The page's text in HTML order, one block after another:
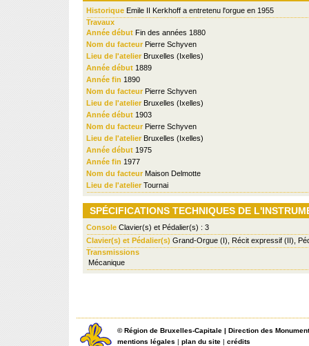
Historique Emile II Kerkhoff a entretenu l'orgue en 1955
Travaux
Année début Fin des années 1880
Nom du facteur Pierre Schyven
Lieu de l'atelier Bruxelles (Ixelles)
Année début 1889
Année fin 1890
Nom du facteur Pierre Schyven
Lieu de l'atelier Bruxelles (Ixelles)
Année début 1903
Nom du facteur Pierre Schyven
Lieu de l'atelier Bruxelles (Ixelles)
Année début 1975
Année fin 1977
Nom du facteur Maison Delmotte
Lieu de l'atelier Tournai
SPÉCIFICATIONS TECHNIQUES DE
Console Clavier(s) et Pédalier(s) : 3
Clavier(s) et Pédalier(s) Grand-Orgue (I), Récit expressif (II),
Transmissions
Mécanique
©Région de Bruxelles-Capitale | Direction des
mentions légales | plan du site | crédits